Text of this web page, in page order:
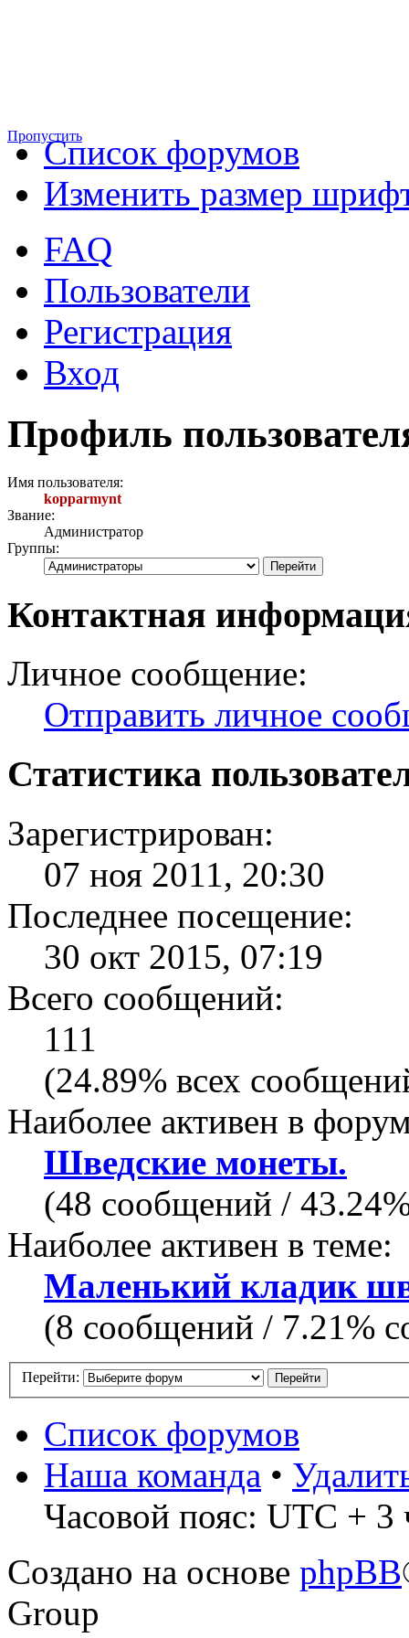
ПропуститьСписок форумов
Изменить размер
FAQ
Пользователи
Регистрация
Вход
Профиль
Имя пользователя:
kopparmynt
Звание:
Администратор
Группы:
Контактная
Личное сообщение:
Отправить личное
Статистика
Зарегистрирован:
07 ноя 2011, 20:30
Последнее посещение:
30 окт 2015, 07:19
Всего сообщений:
111
(24.89% всех
Наиболее активен в
Шведские монеты.
(48 сообщений /
Наиболее активен в теме:
Маленький кладик
(8 сообщений / 7.21%
Перейти:
Список форумов
Наша команда •
Часовой пояс: UTC + 3
Создано на основе phpBB
Group